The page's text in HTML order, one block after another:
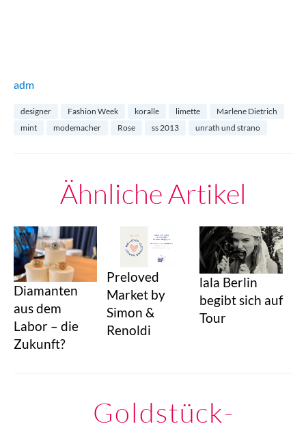
adm
designer Fashion Week koralle limette
Marlene Dietrich
mint
modemacher Rose ss 2013 unrath und strano
Ähnliche Artikel
Diamanten
aus dem
Labor – die
Zukunft?
Preloved
Market by
Simon &
Renoldi
lala Berlin
begibt sich auf
Tour
Goldstück-